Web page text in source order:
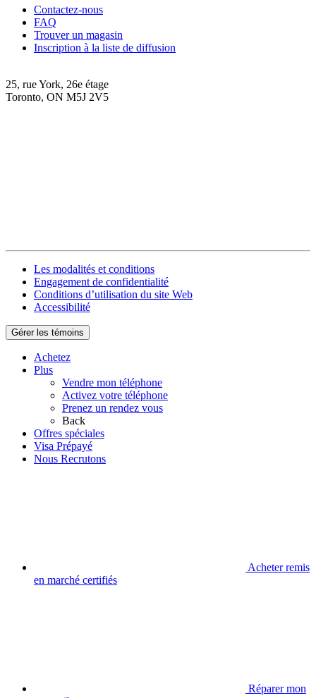
Contactez-nous
FAQ
Trouver un magasin
Inscription à la liste de diffusion
25, rue York, 26e étage
Toronto, ON M5J 2V5
Les modalités et conditions
Engagement de confidentialité
Conditions d’utilisation du site Web
Accessibilité
Gérer les témoins
Achetez
Plus
Vendre mon téléphone
Activez votre téléphone
Prenez un rendez vous
Back
Offres spéciales
Visa Prépayé
Nous Recrutons
Acheter remis
en marché certifiés
Réparer mon